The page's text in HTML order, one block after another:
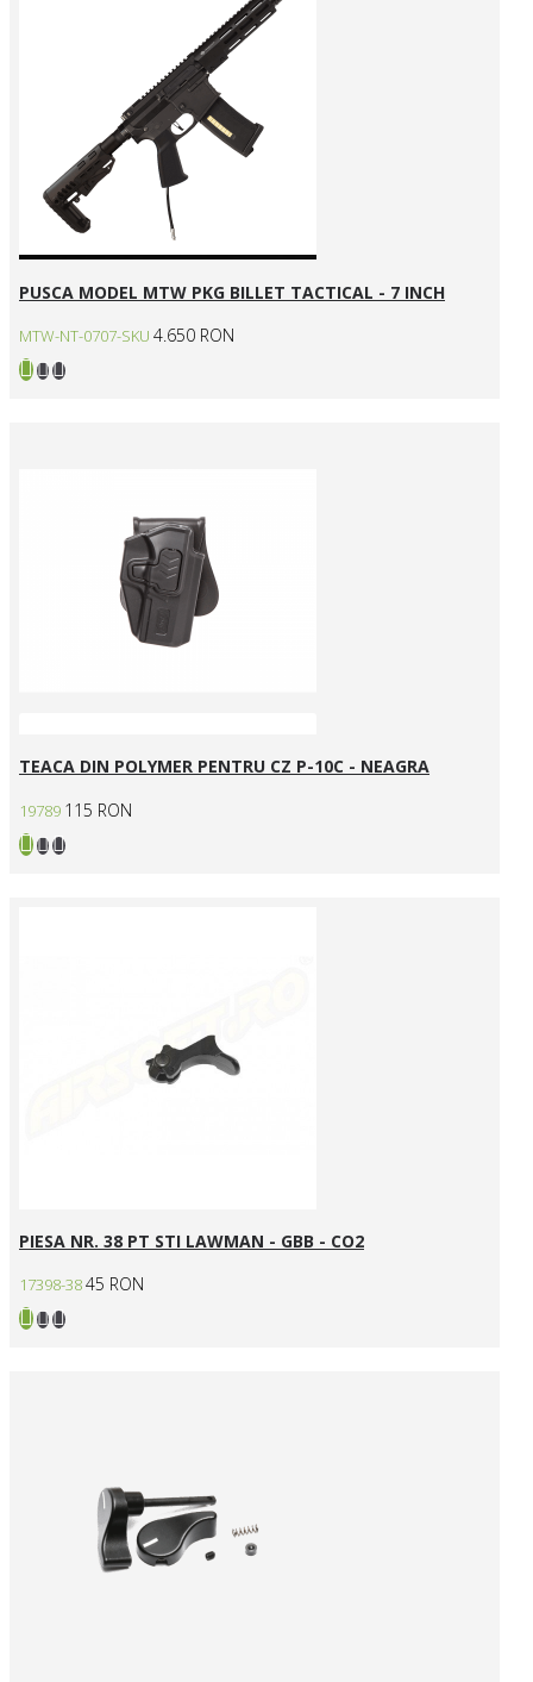
PUSCA MODEL MTW PKG BILLET TACTICAL - 7 INCH
MTW-NT-0707-SKU 4.650 RON
TEACA DIN POLYMER PENTRU CZ P-10C - NEAGRA
19789 115 RON
PIESA NR. 38 PT STI LAWMAN - GBB - CO2
17398-3845 RON